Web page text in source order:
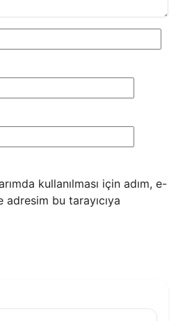
kullanılması için adım, e-
bu tarayıcıya